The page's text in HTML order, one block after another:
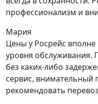
профессионализм и
Мария
Цены у Росрейс
уровня обслуживания.
без каких-либо
сервис, внимательный
рекомендовать